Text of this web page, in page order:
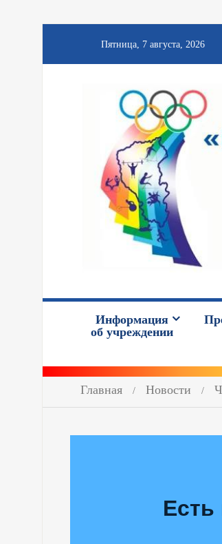
Пятница, 7 августа, 2026
Информация
об учреждении
Главная Новости
Есть